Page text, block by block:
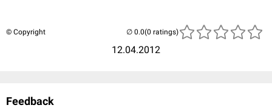
© Copyright
12.04.2012
(0 ratings)
Feedback